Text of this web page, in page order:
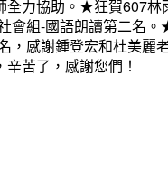
力協助。★狂賀607
組-國語朗讀第二名
感謝鍾登宏和杜美
苦了，感謝您們！